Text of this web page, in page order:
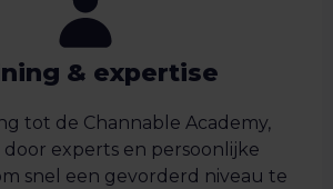
& expertise
tot de Channable Academy,
experts en persoonlijke
snel een gevorderd niveau te